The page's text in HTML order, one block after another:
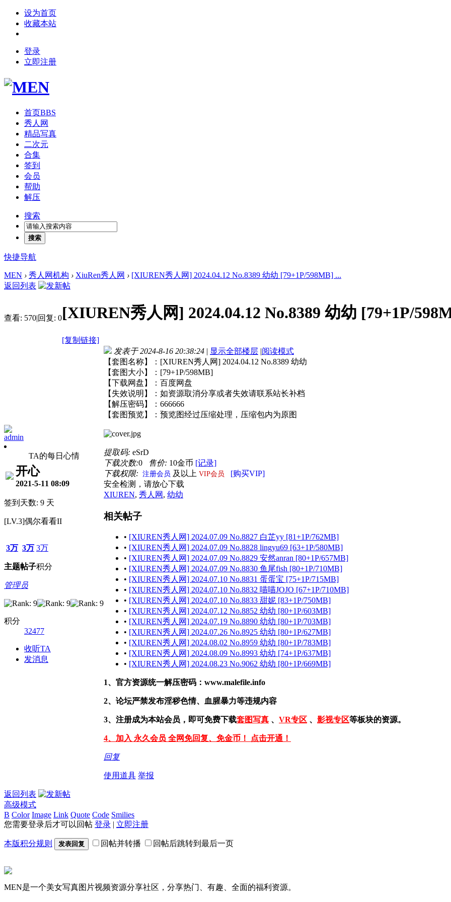
设为首页
收藏本站
登录
立即注册
首页BBS
秀人网
精品写真
二次元
合集
签到
会员
帮助
解压
搜索
搜索
快捷导航
MEN › 秀人网机构 › XiuRen秀人网 › [XIUREN秀人网] 2024.04.12 No.8389 幼幼 [79+1P/598MB] ...
返回列表
查看: 570|回复: 0[XIUREN秀人网] 2024.04.12 No.8389 幼幼 [79+1P/
[复制链接]
admin
TA的每日心情
开心
2021-5-11 08:09
签到天数: 9 天
[LV.3]偶尔看看II
3万
主题
3万
帖子
3万
积分
管理员
积分
32477
收听TA
发消息
发表于 2024-8-16 20:38:24 | 显示全部楼层 |阅读模式
【套图名称】：[XIUREN秀人网] 2024.04.12 No.8389 幼幼
【套图大小】：[79+1P/598MB]
【下载网盘】：百度网盘
【失效说明】：如资源取消分享或者失效请联系站长补档
【解压密码】：666666
【套图预览】：预览图经过压缩处理，压缩包内为原图
提取码: eSrD
下载次数:0 售价: 10金币 [记录]
下载权限: 注册会员 及以上 VIP会员
[购买VIP]
安全检测，请放心下载
XIUREN, 秀人网 , 幼幼
相关帖子
• [XIUREN秀人网] 2024.07.09 No.8827 白芷yy [81+1P/762MB]
• [XIUREN秀人网] 2024.07.09 No.8828 lingyu69 [63+1P/580MB]
• [XIUREN秀人网] 2024.07.09 No.8829 安然anran [80+1P/657MB]
• [XIUREN秀人网] 2024.07.09 No.8830 鱼尾fish [80+1P/710MB]
• [XIUREN秀人网] 2024.07.10 No.8831 蛋蛋宝 [75+1P/715MB]
• [XIUREN秀人网] 2024.07.10 No.8832 喵喵JOJO [67+1P/710MB]
• [XIUREN秀人网] 2024.07.10 No.8833 甜妮 [83+1P/750MB]
• [XIUREN秀人网] 2024.07.12 No.8852 幼幼 [80+1P/603MB]
• [XIUREN秀人网] 2024.07.19 No.8890 幼幼 [80+1P/703MB]
• [XIUREN秀人网] 2024.07.26 No.8925 幼幼 [80+1P/627MB]
• [XIUREN秀人网] 2024.08.02 No.8959 幼幼 [80+1P/783MB]
• [XIUREN秀人网] 2024.08.09 No.8993 幼幼 [74+1P/637MB]
• [XIUREN秀人网] 2024.08.23 No.9062 幼幼 [80+1P/669MB]
1、官方资源统一解压密码：www.malefile.info
2、论坛严禁发布淫秽色情、血腥暴力等违规内容
3、注册成为本站会员，即可免费下载套图写真 、 VR专区 、 影视专区等板块的资源。
4、加入 永久会员 全网免回复、免金币！ 点击开通！
回复
使用道具 举报
返回列表
高级模式
B Color Image Link Quote Code Smilies
您需要登录后才可以回帖 登录 | 立即注册
本版积分规则 发表回复 回帖并转播 回帖后跳转到最后一页
MEN是一个美女写真图片视频资源分享社区，分享热门、有趣、全面的福利资源。